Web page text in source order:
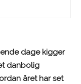
dage kigger
danbolig
året har set